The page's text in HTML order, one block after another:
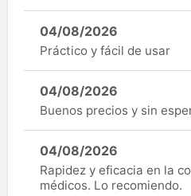
04/08/2026
Práctico y fácil de usar
04/08/2026
Buenos precios y sin
04/08/2026
Rapidez y eficacia en la
médicos. Lo recomiendo.